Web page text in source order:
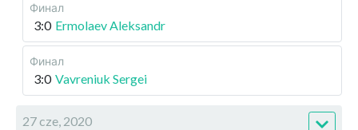
Финал
3:0 Ermolaev Aleksandr
Финал
3:0 Vavreniuk Sergei
27 cze, 2020